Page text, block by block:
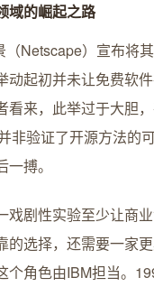
域的崛起之路
（Netscape）宣布将
动起初并未让免费软
看来，此举过于大胆
非验证了开源方法的
搏。
戏剧性实验至少让商
的选择，还需要一家
个角色由IBM担当。